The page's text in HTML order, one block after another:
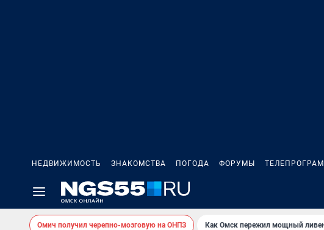
НЕДВИЖИМОСТЬ ЗНАКОМСТВА ПОГОДА ФОРУМЫ
Омич получил черепно-мозговую на ОНПЗ Как Омск пережил мощный